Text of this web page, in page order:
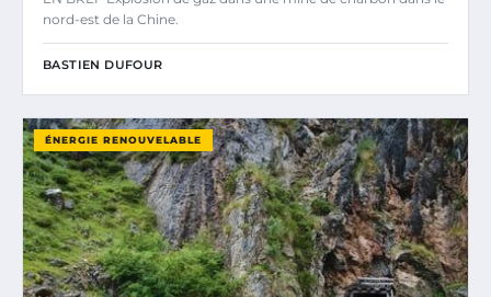
nord-est de la Chine.
BASTIEN DUFOUR
ÉNERGIE RENOUVELABLE